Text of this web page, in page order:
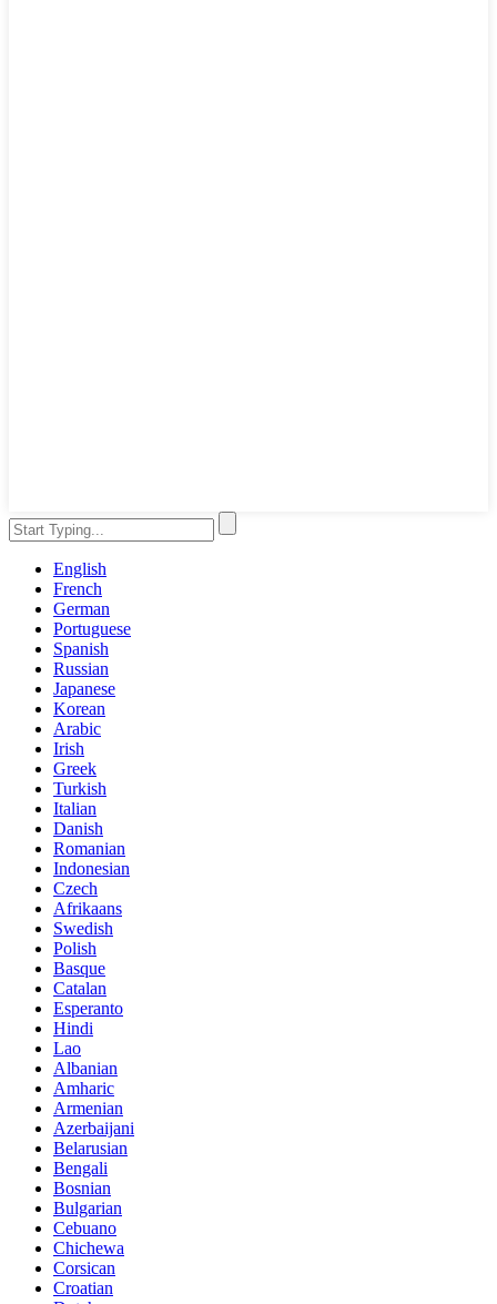
English
French
German
Portuguese
Spanish
Russian
Japanese
Korean
Arabic
Irish
Greek
Turkish
Italian
Danish
Romanian
Indonesian
Czech
Afrikaans
Swedish
Polish
Basque
Catalan
Esperanto
Hindi
Lao
Albanian
Amharic
Armenian
Azerbaijani
Belarusian
Bengali
Bosnian
Bulgarian
Cebuano
Chichewa
Corsican
Croatian